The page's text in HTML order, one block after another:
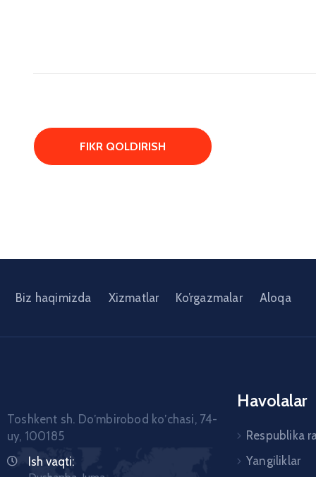
Biz haqimizda Xizmatlar Ko’rgazmalar Aloqa
Toshkent sh. Doʼmbirobod koʼchasi, 74-
uy, 100185
Ish vaqti:
Havolalar
Respublika
Yangiliklar